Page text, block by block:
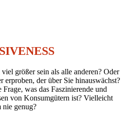
größer sein als alle anderen? Oder
erproben, der über Sie hinauswächst?
was das Faszinierende und
von Konsumgütern ist? Vielleicht
nie genug?